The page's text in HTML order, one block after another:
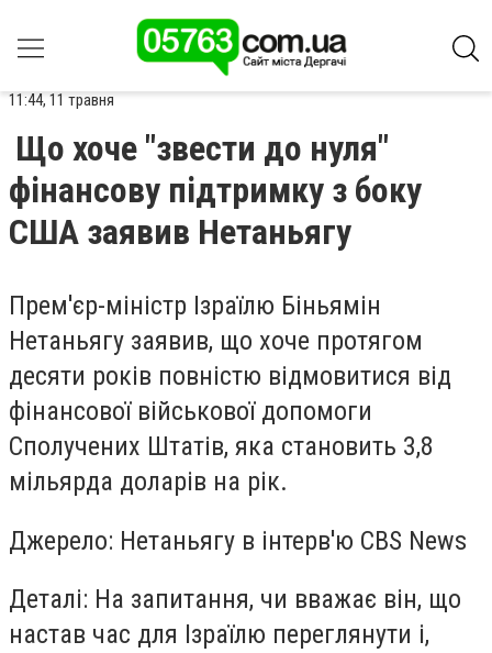
11:44, 11 травня
Що хоче "звести до нуля"
фінансову підтримку з боку
США заявив Нетаньягу
Прем'єр-міністр Ізраїлю Біньямін
Нетаньягу заявив, що хоче протягом
десяти років повністю відмовитися від
фінансової військової допомоги
Сполучених Штатів, яка становить 3,8
мільярда доларів на рік.
Джерело: Нетаньягу в інтерв'ю CBS News
Деталі: На запитання, чи вважає він, що
настав час для Ізраїлю переглянути і,